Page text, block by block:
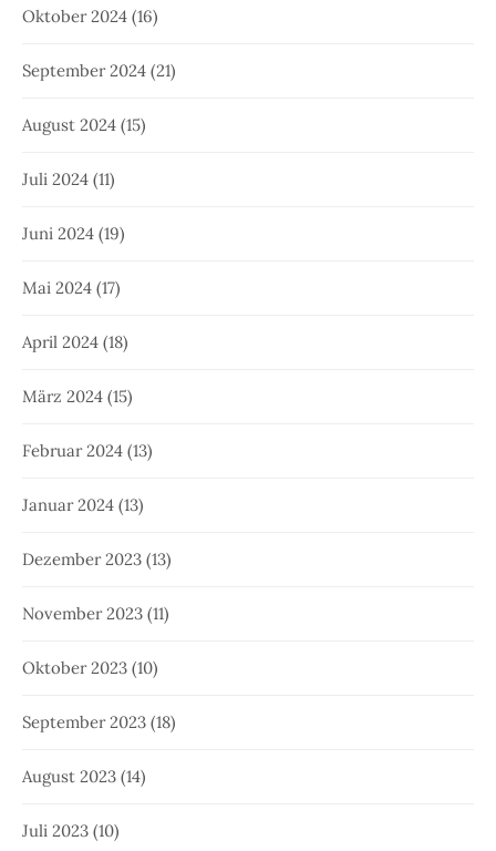
Oktober 2024 (16)
September 2024 (21)
August 2024 (15)
Juli 2024 (11)
Juni 2024 (19)
Mai 2024 (17)
April 2024 (18)
März 2024 (15)
Februar 2024 (13)
Januar 2024 (13)
Dezember 2023 (13)
November 2023 (11)
Oktober 2023 (10)
September 2023 (18)
August 2023 (14)
Juli 2023 (10)